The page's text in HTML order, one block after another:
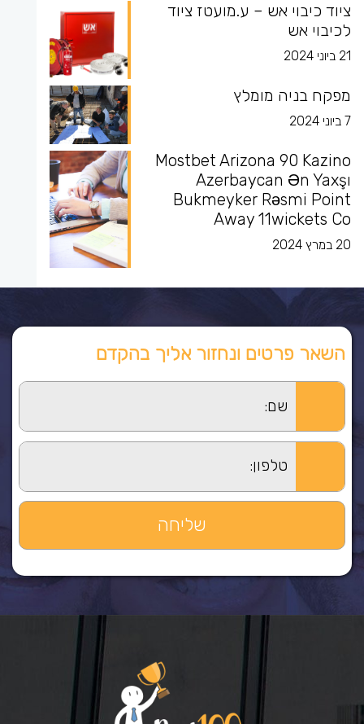
ציוד כיבוי אש – ע.מועטז ציוד
לכיבוי אש
21 ביוני 2024
מפקח בניה מומלץ
7 ביוני 2024
Mostbet Arizona 90 Kazino
Azerbaycan Ən Yaxşı
Bukmeyker Rəsmi Point
Away 11wickets Co
20 במרץ 2024
השאר פרטים ונחזור אליך בהקדם